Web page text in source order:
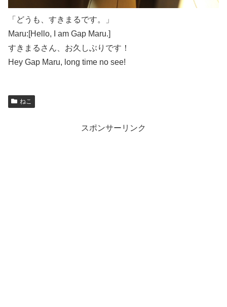
「どうも、すきまるです。」
Maru:[Hello, I am Gap Maru.]
すきまるさん、お久しぶりです！
Hey Gap Maru, long time no see!
ねこ
スポンサーリンク